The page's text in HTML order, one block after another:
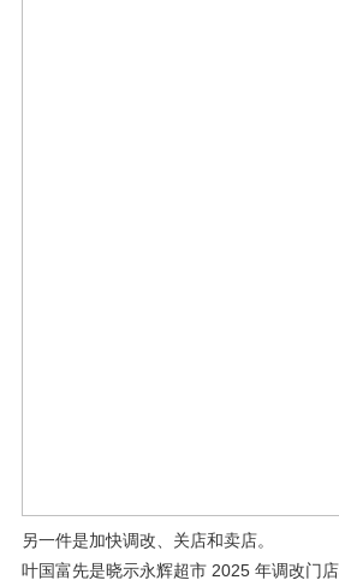
另一件是加快调改、关店和卖店。
叶国富先是晓示永辉超市 2025 年调改门